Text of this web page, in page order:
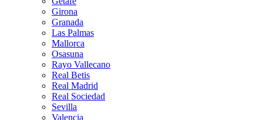
Girona
Granada
Las Palmas
Mallorca
Osasuna
Rayo Vallecano
Real Betis
Real Madrid
Real Sociedad
Sevilla
Valencia